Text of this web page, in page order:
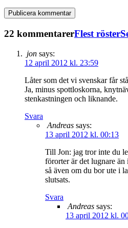
22 kommentarerFlest röster
jon says:
12 april 2012 kl. 23:59
Låter som det vi svenskar får
Ja, minus spottloskorna,
stenkastningen och liknande.
Svara
Andreas says:
13 april 2012 kl. 00:13
Till Jon: jag tror inte du
förorter är det lugnare än
så även om du bor ute i
slutsats.
Svara
Andreas says:
13 april 2012 kl.